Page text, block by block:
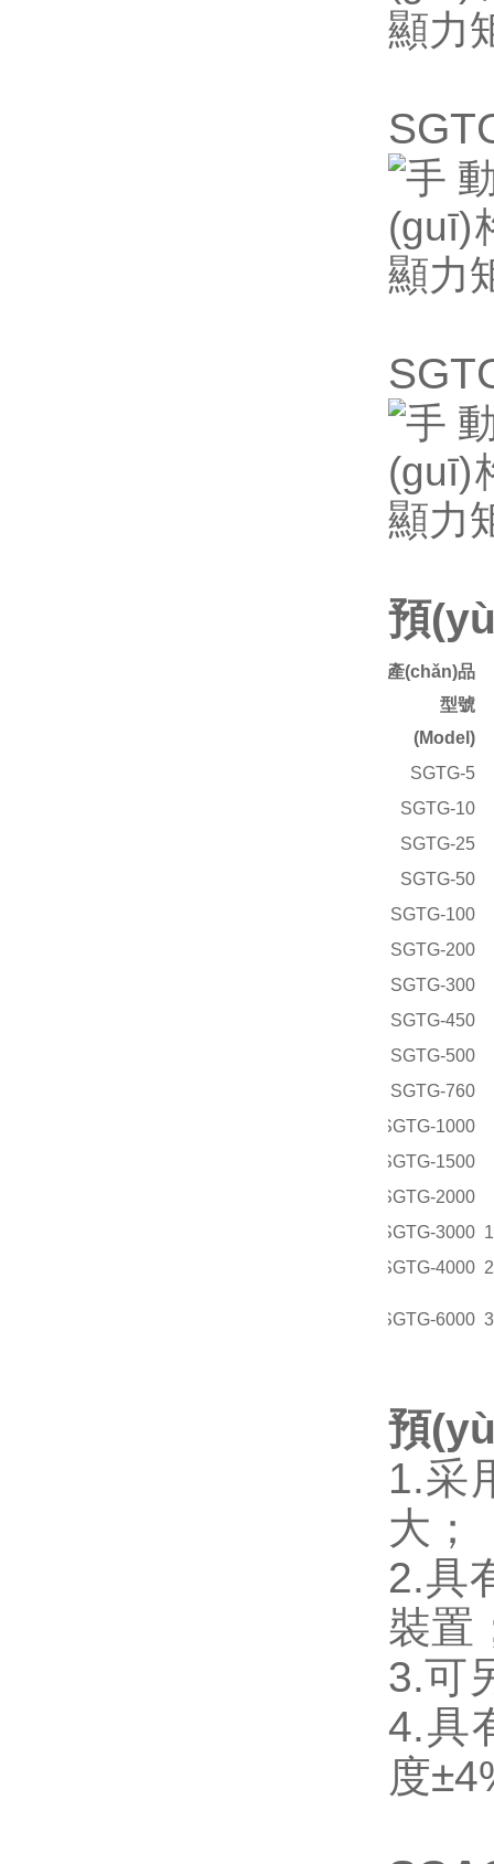
預
產(chǎn)品
型號
(Model)
SGTG-5
SGTG-10
SGTG-25
SGTG-50
SGTG-100
SGTG-200
SGTG-300
SGTG-450
SGTG-500
SGTG-760
SGTG-1000
SGTG-1500
SGTG-2000
SGTG-3000
SGTG-4000
SGTG-6000
預
1.采
大；
2.具
裝置
3.可另
4.具
度